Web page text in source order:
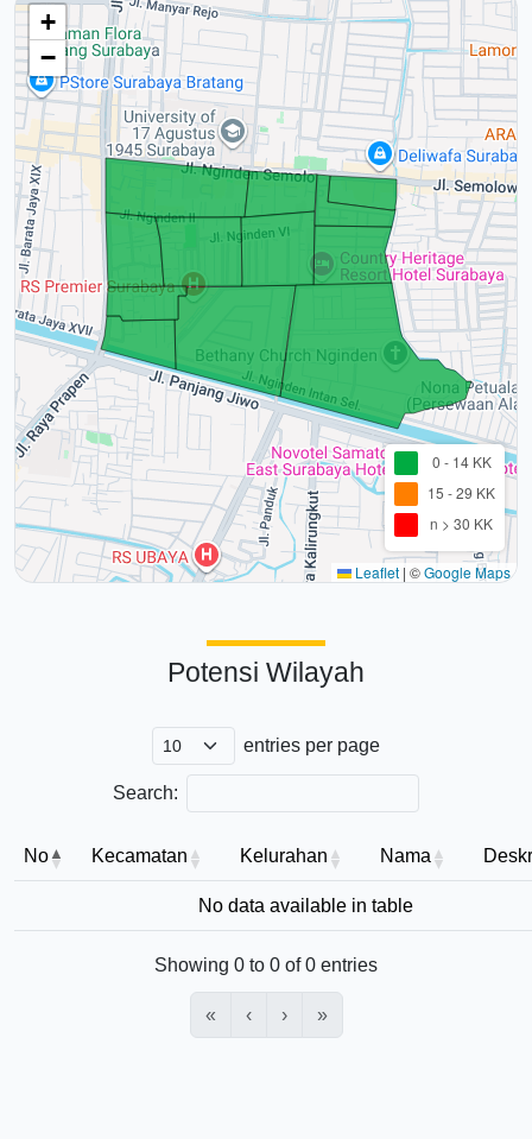
+
−
0 - 14 KK
15 - 29 KK
n > 30 KK
Leaflet | ©Google Maps
Potensi Wilayah
entries per page
Search:
No Kecamatan Kelurahan Nama
No data available in table
Showing 0 to 0 of 0 entries
« ‹ › »